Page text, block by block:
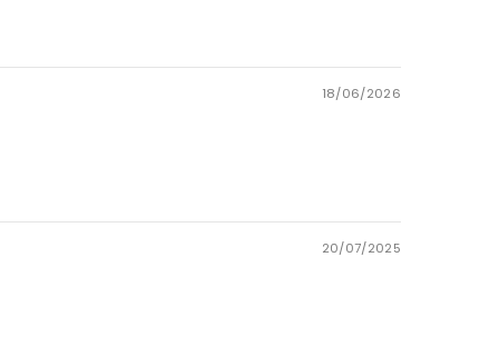
18/06/2026
20/07/2025